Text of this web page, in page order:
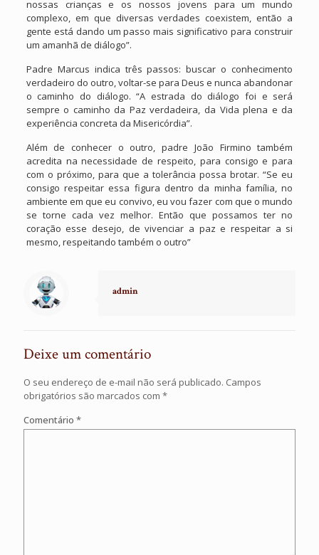
nossas crianças e os nossos jovens para um mundo
complexo, em que diversas verdades coexistem, então a
gente está dando um passo mais significativo para construir
um amanhã de diálogo”.
Padre Marcus indica três passos: buscar o conhecimento
verdadeiro do outro, voltar-se para Deus e nunca abandonar
o caminho do diálogo. “A estrada do diálogo foi e será
sempre o caminho da Paz verdadeira, da Vida plena e da
experiência concreta da Misericórdia”.
Além de conhecer o outro, padre João Firmino também
acredita na necessidade de respeito, para consigo e para
com o próximo, para que a tolerância possa brotar. “Se eu
consigo respeitar essa figura dentro da minha família, no
ambiente em que eu convivo, eu vou fazer com que o mundo
se torne cada vez melhor. Então que possamos ter no
coração esse desejo, de vivenciar a paz e respeitar a si
mesmo, respeitando também o outro”
admin
Deixe um comentário
O seu endereço de e-mail não será publicado. Campos
obrigatórios são marcados com *
Comentário *